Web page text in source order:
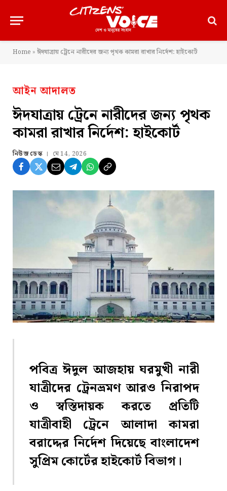
Home » ঈদযাত্রায় ট্রেনে নারীদের জন্য পৃথক কামরা রাখার নির্দেশ: হাইকোর্ট
আইন আদালত
ঈদযাত্রায় ট্রেনে নারীদের জন্য পৃথক
কামরা রাখার নির্দেশ: হাইকোর্ট
নিউজ ডেস্ক মে 14, 2026
পবিত্র ঈদুল আজহায় ঘরমুখী নারী
যাত্রীদের ট্রেনভ্রমণ আরও নিরাপদ
ও স্বস্তিদায়ক করতে প্রতিটি
যাত্রীবাহী ট্রেনে আলাদা কামরা
বরাদ্দের নির্দেশ দিয়েছেবাংলাদেশ
সুপ্রিম কোর্টের হাইকোর্ট বিভাগ।